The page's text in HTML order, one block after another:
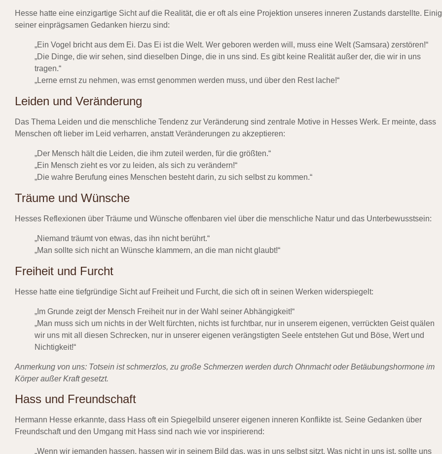
Hesse hatte eine einzigartige Sicht auf die Realität, die er oft als eine Projektion unseres inneren Zustands darstellte.
seiner einprägsamen Gedanken hierzu sind:
„Ein Vogel bricht aus dem Ei. Das Ei ist die Welt. Wer geboren werden will, muss eine Welt (Samsara) zerstören!“
„Die Dinge, die wir sehen, sind dieselben Dinge, die in uns sind. Es gibt keine Realität außer der, die wir in uns
tragen.“
„Lerne ernst zu nehmen, was ernst genommen werden muss, und über den Rest lache!“
Leiden und Veränderung
Das Thema Leiden und die menschliche Tendenz zur Veränderung sind zentrale Motive in Hesses Werk. Er meinte, dass
Menschen oft lieber im Leid verharren, anstatt Veränderungen zu akzeptieren:
„Der Mensch hält die Leiden, die ihm zuteil werden, für die größten.“
„Ein Mensch zieht es vor zu leiden, als sich zu verändern!“
„Die wahre Berufung eines Menschen besteht darin, zu sich selbst zu kommen.“
Träume und Wünsche
Hesses Reflexionen über Träume und Wünsche offenbaren viel über die menschliche Natur und das Unterbewusstsein:
„Niemand träumt von etwas, das ihn nicht berührt.“
„Man sollte sich nicht an Wünsche klammern, an die man nicht glaubt!“
Freiheit und Furcht
Hesse hatte eine tiefgründige Sicht auf Freiheit und Furcht, die sich oft in seinen Werken widerspiegelt:
„Im Grunde zeigt der Mensch Freiheit nur in der Wahl seiner Abhängigkeit!“
„Man muss sich um nichts in der Welt fürchten, nichts ist furchtbar, nur in unserem eigenen, verrückten Geist quälen
wir uns mit all diesen Schrecken, nur in unserer eigenen verängstigten Seele entstehen Gut und Böse, Wert und
Nichtigkeit!“
Anmerkung von uns: Totsein ist schmerzlos, zu große Schmerzen werden durch Ohnmacht oder Betäubungshormone im
Körper außer Kraft gesetzt.
Hass und Freundschaft
Hermann Hesse erkannte, dass Hass oft ein Spiegelbild unserer eigenen inneren Konflikte ist. Seine Gedanken über
Freundschaft und den Umgang mit Hass sind nach wie vor inspirierend:
„Wenn wir jemanden hassen, hassen wir in seinem Bild das, was in uns selbst sitzt. Was nicht in uns ist, sollte uns